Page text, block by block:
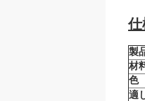
仕
製
材
色
適